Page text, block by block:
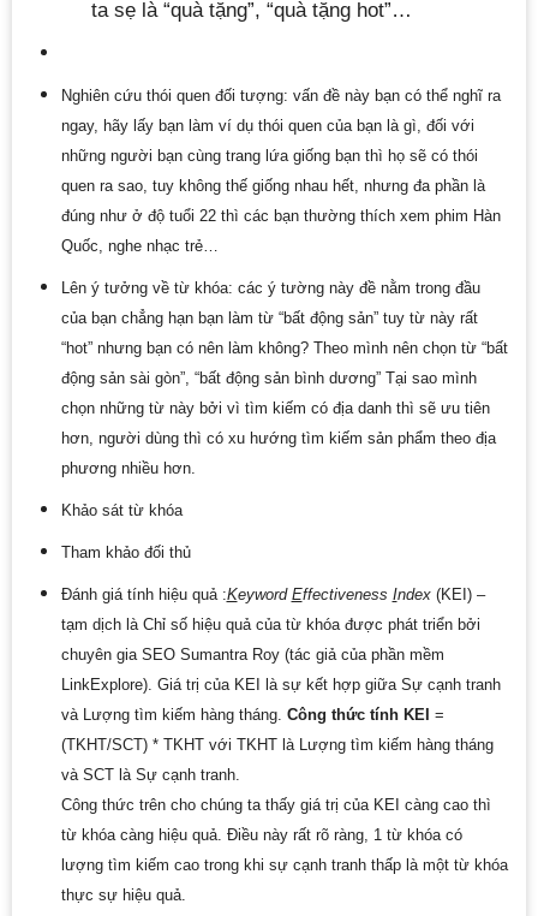
ta sẹ là “quà tặng”, “quà tặng hot”…
Nghiên cứu thói quen đối tượng: vấn đề này bạn có thể nghĩ ra
ngay, hãy lấy bạn làm ví dụ thói quen của bạn là gì, đối với
những người bạn cùng trang lứa giống bạn thì họ sẽ có thói
quen ra sao, tuy không thế giống nhau hết, nhưng đa phần là
đúng như ở độ tuổi 22 thì các bạn thường thích xem phim Hàn
Quốc, nghe nhạc trẻ…
Lên ý tưởng về từ khóa: các ý tường này đề nằm trong đầu
của bạn chẳng hạn bạn làm từ “bất động sản” tuy từ này rất
“hot” nhưng bạn có nên làm không? Theo mình nên chọn từ “bất
động sản sài gòn”, “bất động sản bình dương” Tại sao mình
chọn những từ này bởi vì tìm kiếm có địa danh thì sẽ ưu tiên
hơn, người dùng thì có xu hướng tìm kiếm sản phẩm theo địa
phương nhiều hơn.
Khảo sát từ khóa
Tham khảo đối thủ
Đánh giá tính hiệu quả :Keyword Effectiveness Index(KEI) –
tạm dịch là Chỉ số hiệu quả của từ khóa được phát triển bởi
chuyên gia SEO Sumantra Roy (tác giả của phần mềm
LinkExplore). Giá trị của KEI là sự kết hợp giữa Sự cạnh tranh
và Lượng tìm kiếm hàng tháng. Công thức tính KEI =
(TKHT/SCT) * TKHT với TKHT là Lượng tìm kiếm hàng tháng
và SCT là Sự cạnh tranh.
Công thức trên cho chúng ta thấy giá trị của KEI càng cao thì
từ khóa càng hiệu quả. Điều này rất rõ ràng, 1 từ khóa có
lượng tìm kiếm cao trong khi sự cạnh tranh thấp là một từ khóa
thực sự hiệu quả.